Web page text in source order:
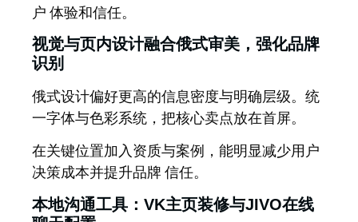
户 体验和信任。
视觉与页内设计融合俄式审美，强化品牌
识别
俄式设计偏好更高的信息密度与明确层级。统
一字体与色彩系统，把核心卖点放在首屏。
在关键位置加入资质与案例，能明显减少用户
决策成本并提升品牌 信任。
本地沟通工具：VK主页装修与JIVO在线